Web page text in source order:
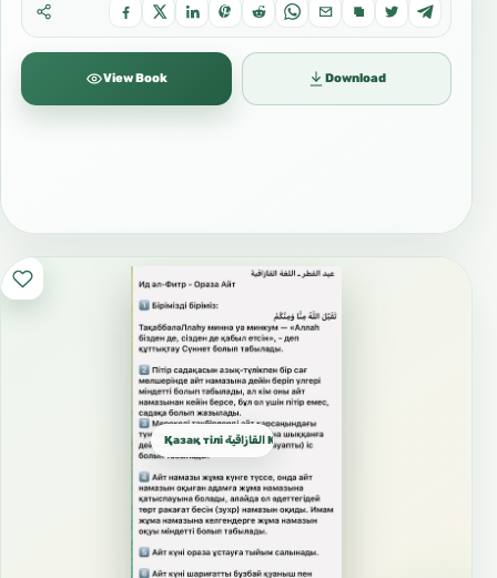
View Book Download
Қазақ тілі القازاقية Kazakh